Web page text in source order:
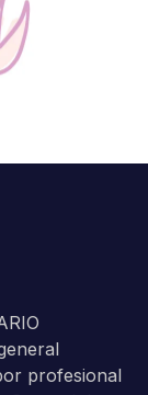
profesional